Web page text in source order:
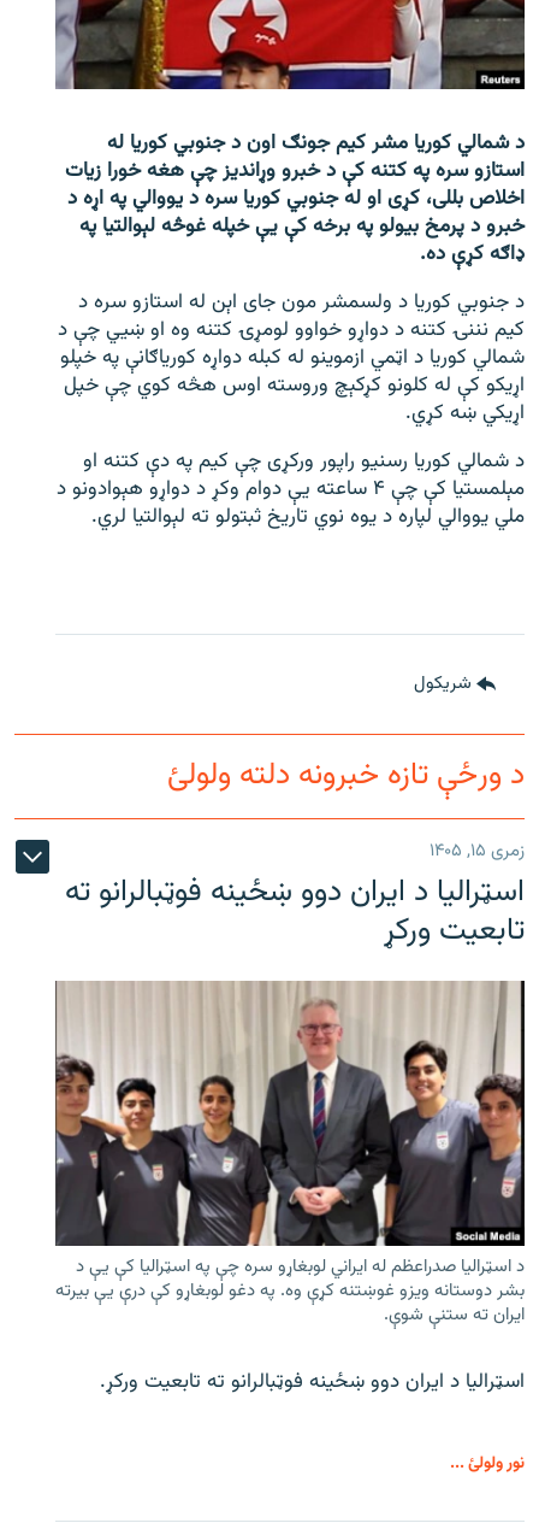
اړیکه
دري پاڼه
Azadi English
راسره ملګري شئ
د ازادې اروپا/ ازادي راډيو ټولې پاڼې
د شمالي کوریا مشر کیم جونګ اون د جنوبي کوریا له
استازو سره په کتنه کې د خبرو وړاندیز چې هغه خورا زیات
اخلاص بللی، کړی او له جنوبي کوریا سره د یووالي په اړه د
خبرو د پرمخ بیولو په برخه کې یې خپله غوڅه لېوالتیا په
ډاګه کړې ده.
د جنوبي کوریا د ولسمشر مون جای اېن له استازو سره د
کیم نننۍ کتنه د دواړو خواوو لومړۍ کتنه وه او ښيي چې د
شمالي کوریا د اټمي ازموینو له کبله دواړه کوریاګانې په خپلو
اړیکو کې له کلونو کړکېچ وروسته اوس هڅه کوي چې خپل
اړیکي ښه کړي.
د شمالي کوریا رسنیو راپور ورکړی چې کیم په دې کتنه او
مېلمستیا کې چې ۴ ساعته یې دوام وکړ د دواړو هېوادونو د
ملي یووالي لپاره د یوه نوي تاریخ ثبتولو ته لېوالتیا لري.
شريکول
د ورځې تازه خبرونه دلته ولولئ
زمری ۱۵, ۱۴۰۵
اسټرالیا د ایران دوو ښځینه فوټبالرانو ته
تابعیت ورکړ
د اسټرالیا صدراعظم له ایراني لوبغاړو سره چې په اسټرالیا کې يې د
بشر دوستانه ویزو غوښتنه کړې وه. په دغو لوبغاړو کې درې يې بیرته
ایران ته ستنې شوې.
اسټرالیا د ایران دوو ښځینه فوټبالرانو ته تابعیت ورکړ.
نور ولولئ ...